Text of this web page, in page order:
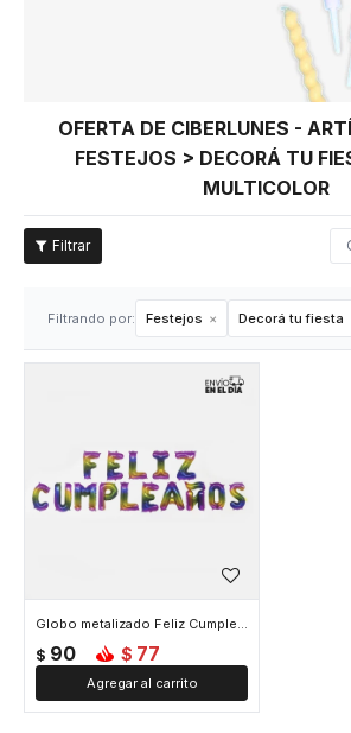
OFERTA DE CIBERLUNES -
FESTEJOS > DECORÁ TU
MULTICOLOR
Filtrando por: Festejos Decorá tu fiesta
Globo metalizado Feliz Cumpleaños - Multicolor
$ 90 $ 77